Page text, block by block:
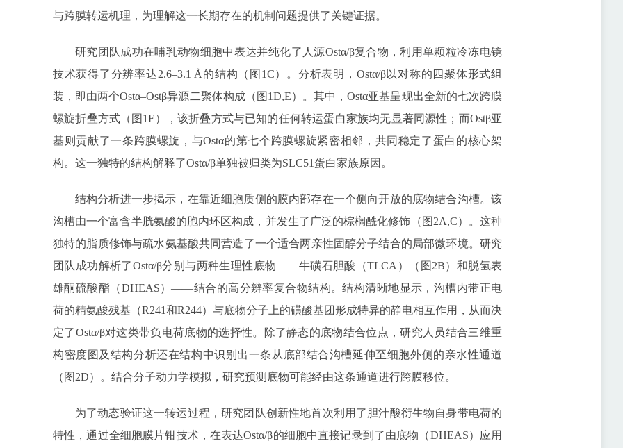
与跨膜转运机理，为理解这一长期存在的机制问题提供了关键证据。
研究团队成功在哺乳动物细胞中表达并纯化了人源Ostα/β复合物，利用单颗粒冷冻电镜
技术获得了分辨率达2.6–3.1 Å的结构（图1C）。分析表明，Ostα/β以对称的四聚体形式组
装，即由两个Ostα–Ostβ异源二聚体构成（图1D,E）。其中，Ostα亚基呈现出全新的七次跨膜
螺旋折叠方式（图1F），该折叠方式与已知的任何转运蛋白家族均无显著同源性；而Ostβ亚
基则贡献了一条跨膜螺旋，与Ostα的第七个跨膜螺旋紧密相邻，共同稳定了蛋白的核心架
构。这一独特的结构解释了Ostα/β单独被归类为SLC51蛋白家族原因。
结构分析进一步揭示，在靠近细胞质侧的膜内部存在一个侧向开放的底物结合沟槽。该
沟槽由一个富含半胱氨酸的胞内环区构成，并发生了广泛的棕榈酰化修饰（图2A,C）。这种
独特的脂质修饰与疏水氨基酸共同营造了一个适合两亲性固醇分子结合的局部微环境。研究
团队成功解析了Ostα/β分别与两种生理性底物——牛磺石胆酸（TLCA）（图2B）和脱氢表
雄酮硫酸酯（DHEAS）——结合的高分辨率复合物结构。结构清晰地显示，沟槽内带正电
荷的精氨酸残基（R241和R244）与底物分子上的磺酸基团形成特异的静电相互作用，从而决
定了Ostα/β对这类带负电荷底物的选择性。除了静态的底物结合位点，研究人员结合三维重
构密度图及结构分析还在结构中识别出一条从底部结合沟槽延伸至细胞外侧的亲水性通道
（图2D）。结合分子动力学模拟，研究预测底物可能经由这条通道进行跨膜移位。
为了动态验证这一转运过程，研究团队创新性地首次利用了胆汁酸衍生物自身带电荷的
特性，通过全细胞膜片钳技术，在表达Ostα/β的细胞中直接记录到了由底物（DHEAS）应用